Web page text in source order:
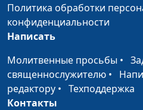
Кто такие ангелы в
Библии?
Политика обработки
конфиденциальности
Написать
Молитвенные просьбы •
священнослужителю •
редактору • Техподдержка
Контакты